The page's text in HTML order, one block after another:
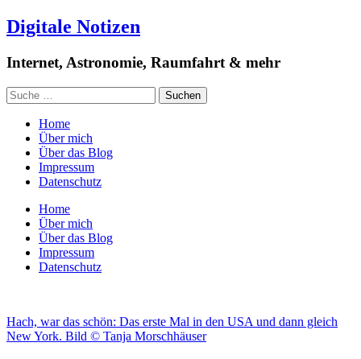
Digitale Notizen
Internet, Astronomie, Raumfahrt & mehr
Home
Über mich
Über das Blog
Impressum
Datenschutz
Home
Über mich
Über das Blog
Impressum
Datenschutz
Hach, war das schön: Das erste Mal in den USA und dann gleich
New York. Bild © Tanja Morschhäuser